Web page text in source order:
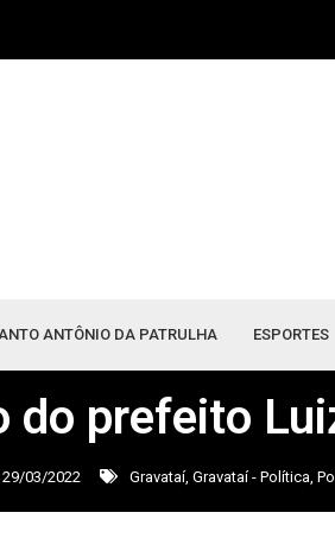
ANTÔNIO DA PATRULHA ESPORTES
do prefeito
29/03/2022 Gravataí, Gravataí - Política